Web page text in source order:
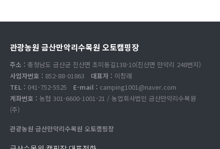
관광농원 금산만악리수목원 오토캠핑장
주소 : 충청남도 금산군 진산면 초미동길138-10(진산면 만악리 248번지)
사업자번호 : 852-88-01863 대표자 : 이창래
TEL : 041-752-5525 E-mail : camping1001@naver.com
계좌번호 : 농협 301-6600-1001-21 / 농업회사법인 금산만악리수목원
(주)
관광농원 금산만악리수목원 오토캠핑장